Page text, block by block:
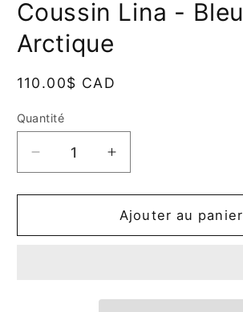
dans
une
fenêtre
modale
Coussin Lina - Bleu
Arctique
Prix
110.00$ CAD
Quantité
Quantité
Réduire
la
quantité
Coussin
Augmenter
la
quantité
de
Coussin
Ajouter au panier